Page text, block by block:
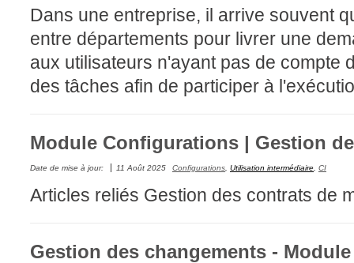
Foire aux
Formations
Formulaire
Gestion des
groupes
IA
Import
Incident
Dans une entreprise, il arrive souvent
entre départements pour livrer une
aux utilisateurs n'ayant pas de compte
des tâches afin de participer à
Module Configurations | Gestion
Date de mise à jour: 11 Août 2025 Configurations Utilisation intermédiaire CI
Articles reliés Gestion des contrats de
Gestion des changements -